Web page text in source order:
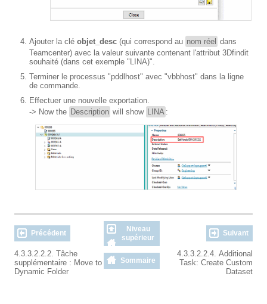
Ajouter la clé objet_desc (qui correspond au nom réel dans
Teamcenter) avec la valeur suivante contenant l'attribut 3Dfindit
souhaité (dans cet exemple "LINA)".
Terminer le processus "pddlhost" avec "vbbhost" dans la ligne
de commande.
Effectuer une nouvelle exportation.
-> Now the Description will show LINA :
Précédent
Niveau
supérieur
Suivant
4.3.3.2.2.2. Tâche
supplémentaire : Move to
Dynamic Folder
Sommaire
4.3.3.2.2.4. Additional
Task: Create Custom
Dataset